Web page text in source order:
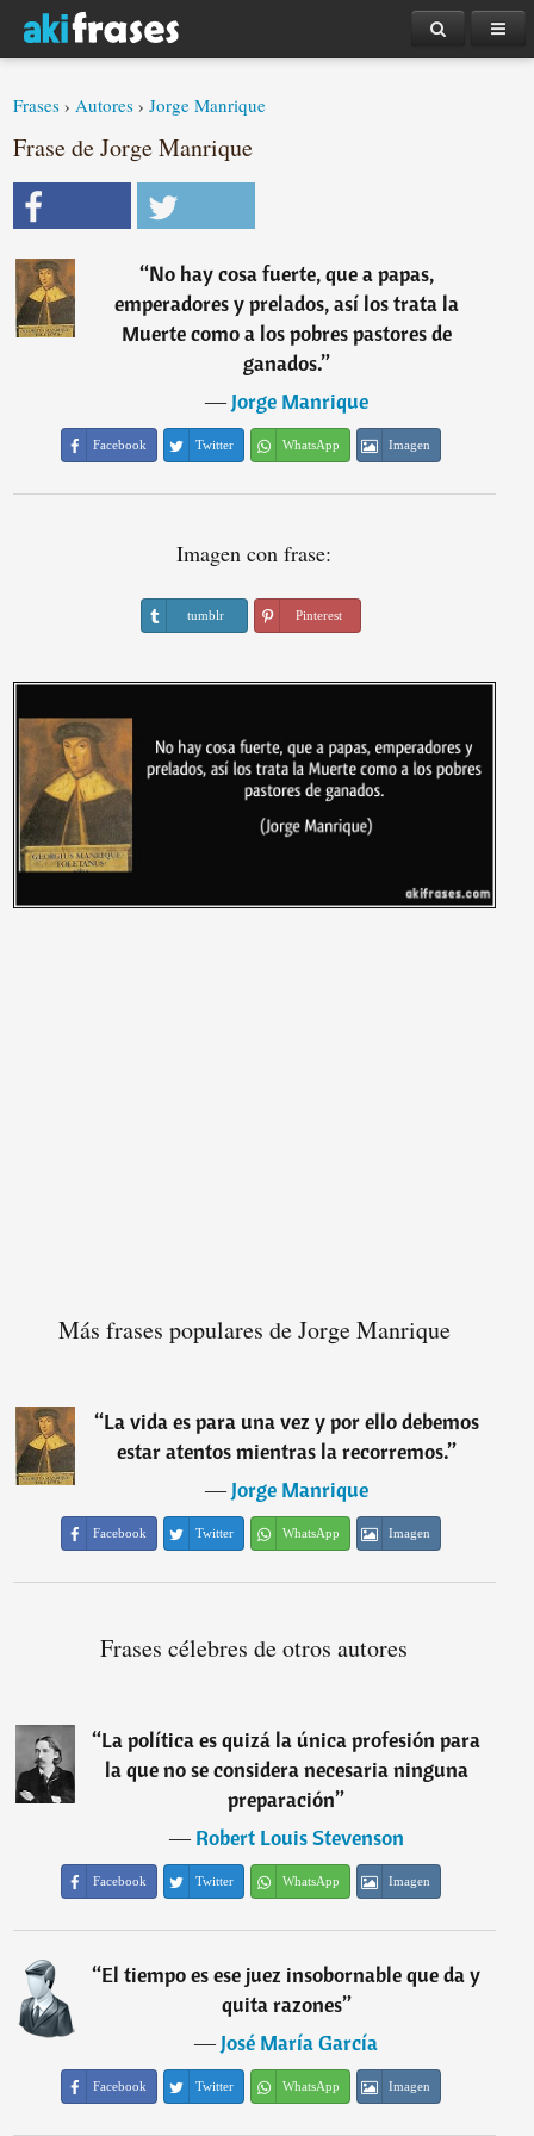
Frases ›Autores ›Jorge Manrique
Frase de Jorge Manrique
“No hay cosa fuerte, que a papas,
emperadores y prelados, así los trata la
Muerte como a los pobres pastores de
ganados.”
―Jorge Manrique
Facebook Twitter WhatsApp Imagen
Imagen con frase:
tumblr Pinterest
Más frases populares de Jorge Manrique
“La vida es para una vez y por ello debemos
estar atentos mientras la recorremos.”
―Jorge Manrique
Facebook Twitter WhatsApp Imagen
Frases célebres de otros autores
“La política es quizá la única profesión para
la que no se considera necesaria ninguna
preparación”
―Robert Louis Stevenson
Facebook Twitter WhatsApp Imagen
“El tiempo es ese juez insobornable que da y
quita razones”
―José María García
Facebook Twitter WhatsApp Imagen